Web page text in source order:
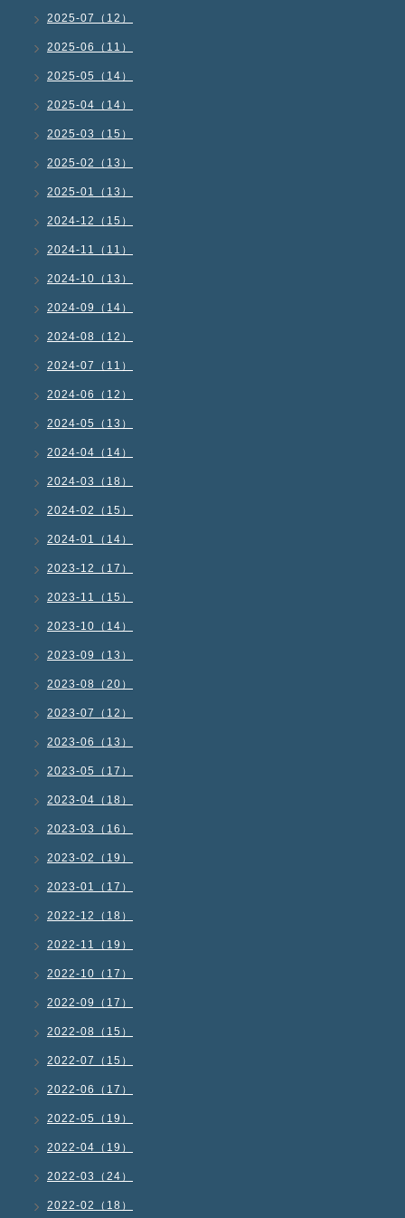
2025-07（12）
2025-06（11）
2025-05（14）
2025-04（14）
2025-03（15）
2025-02（13）
2025-01（13）
2024-12（15）
2024-11（11）
2024-10（13）
2024-09（14）
2024-08（12）
2024-07（11）
2024-06（12）
2024-05（13）
2024-04（14）
2024-03（18）
2024-02（15）
2024-01（14）
2023-12（17）
2023-11（15）
2023-10（14）
2023-09（13）
2023-08（20）
2023-07（12）
2023-06（13）
2023-05（17）
2023-04（18）
2023-03（16）
2023-02（19）
2023-01（17）
2022-12（18）
2022-11（19）
2022-10（17）
2022-09（17）
2022-08（15）
2022-07（15）
2022-06（17）
2022-05（19）
2022-04（19）
2022-03（24）
2022-02（18）